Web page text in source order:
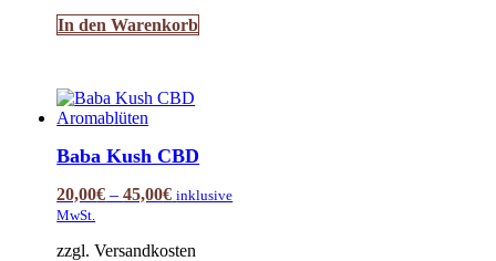
In den Warenkorb
Baba Kush CBD
20,00€ –45,00€ inklusive
MwSt.
zzgl. Versandkosten